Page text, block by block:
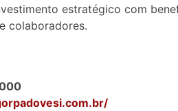
estratégico com
colaboradores.